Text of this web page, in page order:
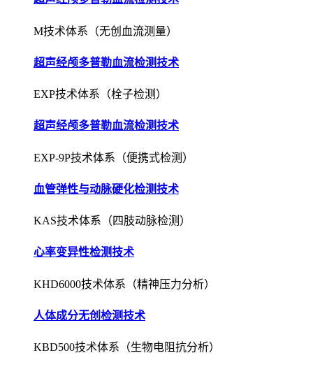
M技术体系（无创血流测量）
超声经颅多普勒血流检测技术
EXP技术体系（栓子检测）
超声经颅多普勒血流检测技术
EXP-9P技术体系（便携式检测）
血管弹性与动脉硬化检测技术
KAS技术体系（四肢动脉检测）
心率变异性检测技术
KHD6000技术体系（精神压力分析）
人体成分无创检测技术
KBD500技术体系（生物电阻抗分析）